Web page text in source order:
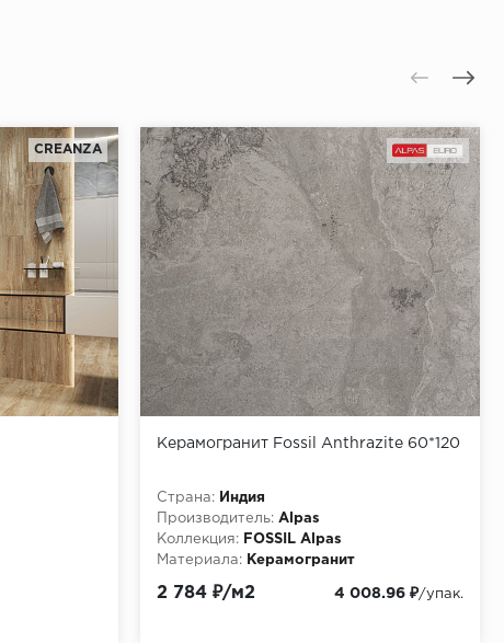
CREANZA
Керамогранит Fossil Anthrazite 60*120
Страна:
Индия
Производитель: Alpas
Коллекция:
FOSSIL Alpas
Материала:
Керамогранит
2 784 ₽/м2 4 008.96 ₽/упак.